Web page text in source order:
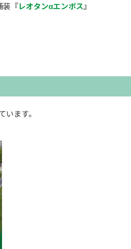
装『レオタンαエンボス』
ます。